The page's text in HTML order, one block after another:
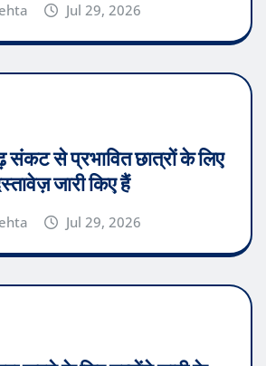
Jul 29, 2026
संकट से प्रभावित छात्रों के लिए
जारी किए हैं
Jul 29, 2026